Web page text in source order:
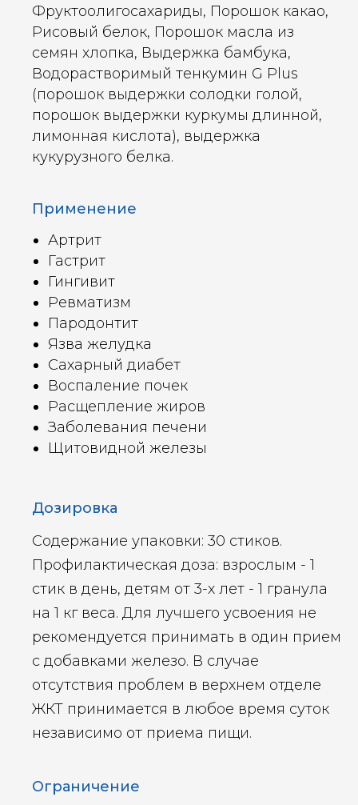
Фруктоолигосахариды, Порошок какао,
Рисовый белок, Порошок масла из
семян хлопка, Выдержка бамбука,
Водорастворимый тенкумин G Plus
(порошок выдержки солодки голой,
порошок выдержки куркумы длинной,
лимонная кислота), выдержка
кукурузного белка.
Применение
Артрит
Гастрит
Гингивит
Ревматизм
Пародонтит
Язва желудка
Сахарный диабет
Воспаление почек
Расщепление жиров
Заболевания печени
Щитовидной железы
Дозировка
Содержание упаковки: 30 стиков.
Профилактическая доза: взрослым - 1
стик в день, детям от 3-х лет - 1 гранула
на 1 кг веса. Для лучшего усвоения не
рекомендуется принимать в один прием
с добавками железо. В случае
отсутствия проблем в верхнем отделе
ЖКТ принимается в любое время суток
независимо от приема пищи.
Ограничение